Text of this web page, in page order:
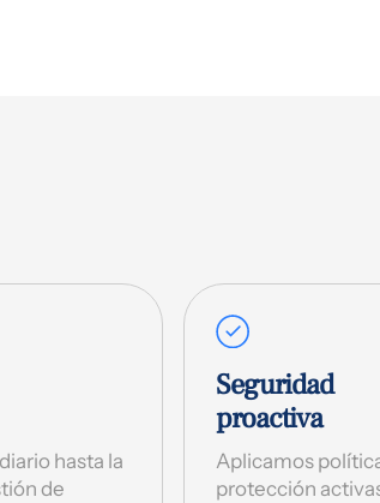
hasta la
de
Seguridad
proactiva
Aplicamos
protección